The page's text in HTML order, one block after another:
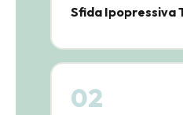
Sfida Ipopressiva
02